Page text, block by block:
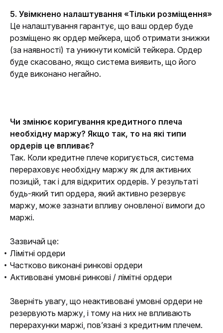
5. Увімкнено налаштування «Тільки розміщення»
Це налаштування гарантує, що ваш ордер буде
розміщено як ордер мейкера, щоб отримати знижки
(за наявності) та уникнути комісій тейкера. Ордер
буде скасовано, якщо система виявить, що його
буде виконано негайно.
Чи змінює коригування кредитного плеча
необхідну маржу? Якщо так, то на які типи
ордерів це впливає?
Так. Коли кредитне плече коригується, система
перераховує необхідну маржу як для активних
позицій, так і для відкритих ордерів. У результаті
будь-який тип ордера, який активно резервує
маржу, може зазнати впливу оновленої вимоги до
маржі.
Зазвичай це:
Лімітні ордери
Частково виконані ринкові ордери
Активовані умовні ринкові / лімітні ордери
Зверніть увагу, що неактивовані умовні ордери не
резервують маржу, і тому на них не впливають
перерахунки маржі, пов’язані з кредитним плечем.